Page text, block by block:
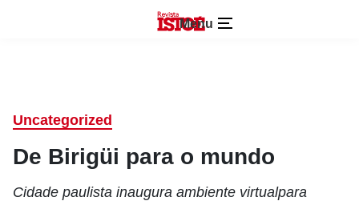
Menu
Uncategorized
De Birigüi para o mundo
Cidade paulista inaugura ambiente virtualpara